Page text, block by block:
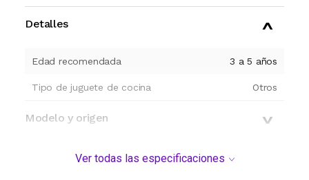
Detalles
Edad recomendada 3 a 5 años
Tipo de juguete de cocina Otros
Modelo y origen
Ver todas las especificaciones